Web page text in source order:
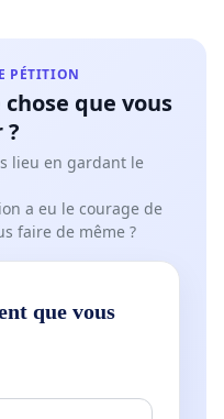
PÉTITION
que vous
?
lieu en gardant le
a eu le courage de
faire de même ?
que vous